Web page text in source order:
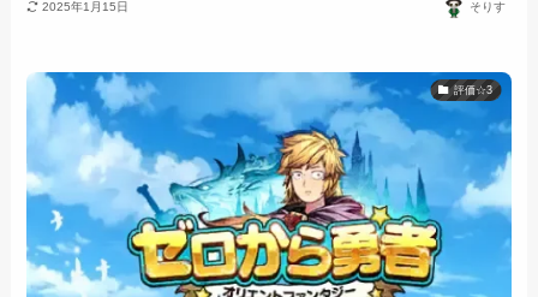
2025年1月15日 そりす
評価☆3